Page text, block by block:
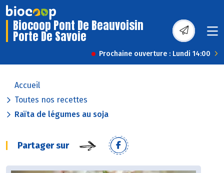
Biocoop Pont De Beauvoisin
Porte De Savoie
Prochaine ouverture : Lundi 14:00
Accueil
Toutes nos recettes
Raïta de légumes au soja
Partager sur